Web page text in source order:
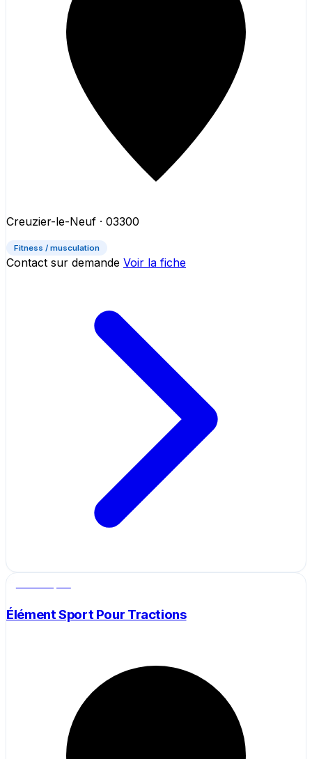
Creuzier-le-Neuf · 03300
Fitness / musculation
Contact sur demande Voir la fiche
Élément Sport Pour Tractions